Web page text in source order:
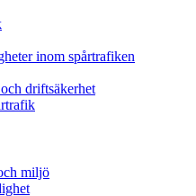
inom spårtrafiken
driftsäkerhet
miljö